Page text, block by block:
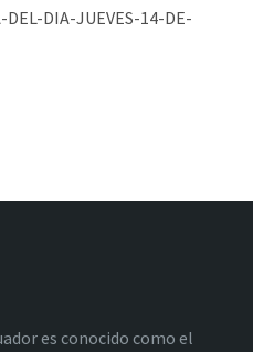
DIA-JUEVES-14-DE-
es conocido como el